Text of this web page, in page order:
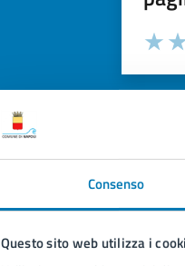
Consenso
Questo sito web utilizza i
Valuta